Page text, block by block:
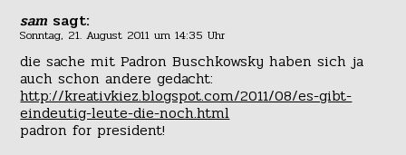
sam sagt:
Sonntag, 21. August 2011 um 14:35 Uhr
die sache mit Padron Buschkowsky haben sich ja
auch schon andere gedacht:
http://kreativkiez.blogspot.com/2011/08/es-gibt-
eindeutig-leute-die-noch.html
padron for president!